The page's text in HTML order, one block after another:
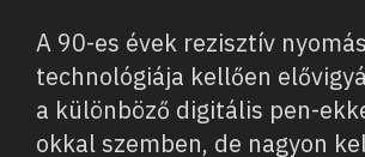
A 90-es évek rezisztív
technológiája kellően
a különböző digitális pen-
okkal szemben, de nagyon